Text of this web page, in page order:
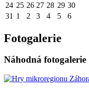
24 25 26 27 28 29 30
31 1 2 3 4 5 6
Fotogalerie
Náhodná fotogalerie